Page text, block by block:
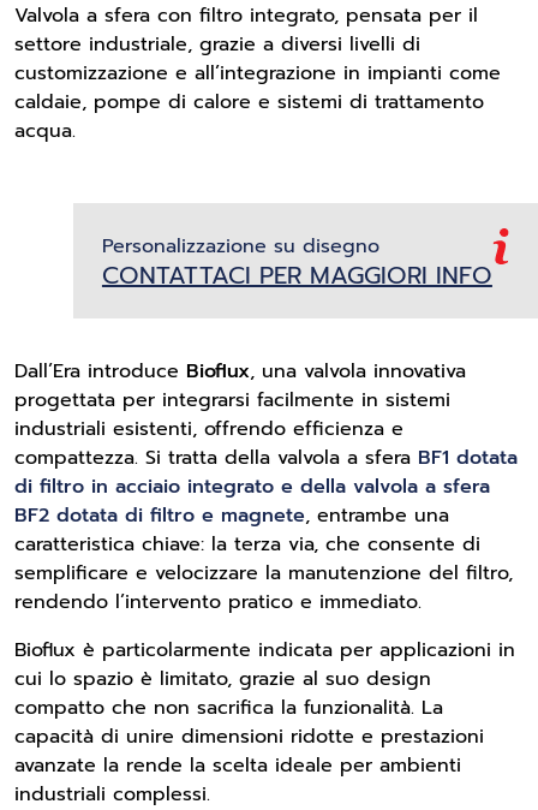
Valvola a sfera con filtro integrato, pensata per il
settore industriale, grazie a diversi livelli di
customizzazione e all’integrazione in impianti come
caldaie, pompe di calore e sistemi di trattamento
acqua.
Personalizzazione su disegno
CONTATTACI PER MAGGIORI INFO
Dall’Era introduce Bioflux, una valvola innovativa
progettata per integrarsi facilmente in sistemi
industriali esistenti, offrendo efficienza e
compattezza. Si tratta della valvola a sfera BF1 dotata
di filtro in acciaio integrato e della valvola a sfera
BF2 dotata di filtro e magnete, entrambe una
caratteristica chiave: la terza via, che consente di
semplificare e velocizzare la manutenzione del filtro,
rendendo l’intervento pratico e immediato.
Bioflux è particolarmente indicata per applicazioni in
cui lo spazio è limitato, grazie al suo design
compatto che non sacrifica la funzionalità. La
capacità di unire dimensioni ridotte e prestazioni
avanzate la rende la scelta ideale per ambienti
industriali complessi.